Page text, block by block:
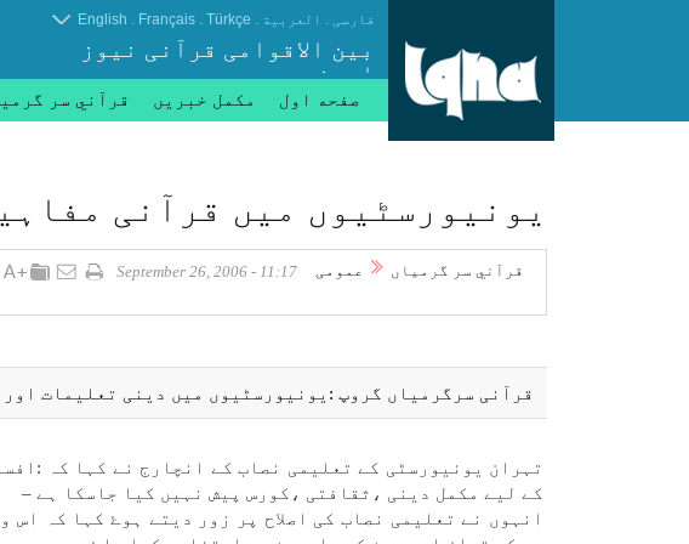
فارسی . العربیة .
Türkçe
.
Français
.
English
بین الاقوامی قرآنی نیوز
ایجنسی
صفحه اول مکمل خبریں قرآني سر
يونيورسٹيوں میں قرآنی
قرآني سر گرمياں عمومی
11:17 - September 26, 2006
قرآنی سرگرمياں گروپ :يونيورسٹيوں میں دينی تعليمات
تہران يونيورسٹی كے تعليمی نصاب كے انچارج نے كہا كہ
كے لیے مكمل دينی ،ثقافتی ،كورس پيش نہیں كيا جاسكا ہے –
انہوں نے تعليمی نصاب كی اصلاح پر زور ديتے ہوۓ كہا كہ